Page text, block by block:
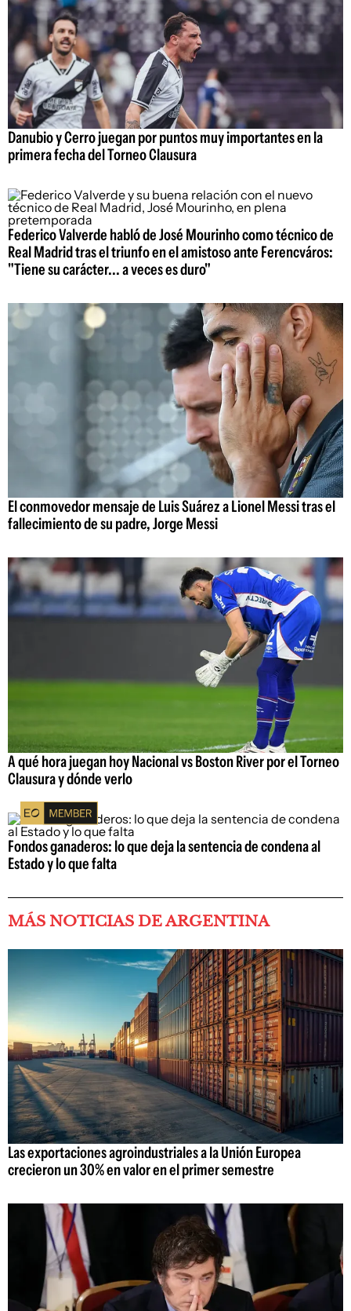
Danubio y Cerro juegan por puntos muy importantes en la
primera fecha del Torneo Clausura
Federico Valverde habló de José Mourinho como técnico de
Real Madrid tras el triunfo en el amistoso ante Ferencváros:
"Tiene su carácter... a veces es duro"
El conmovedor mensaje de Luis Suárez a Lionel Messi tras el
fallecimiento de su padre, Jorge Messi
A qué hora juegan hoy Nacional vs Boston River por el Torneo
Clausura y dónde verlo
Fondos ganaderos: lo que deja la sentencia de condena al
Estado y lo que falta
MÁS NOTICIAS DE ARGENTINA
Las exportaciones agroindustriales a la Unión Europea
crecieron un 30% en valor en el primer semestre